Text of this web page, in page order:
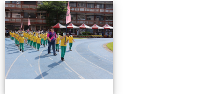
0503運動會花絮-2